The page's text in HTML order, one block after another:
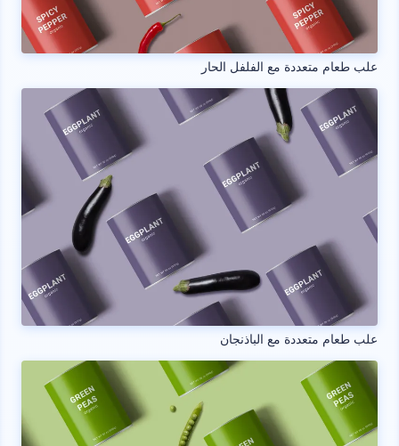
علب طعام متعددة مع الفلفل الحار
علب طعام متعددة مع الباذنجان